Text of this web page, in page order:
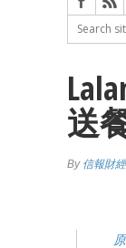
送
By 信報財